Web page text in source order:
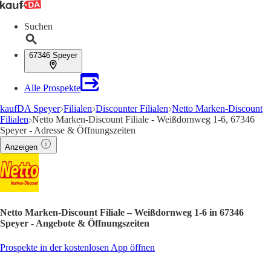
Suchen
67346 Speyer
Alle Prospekte
kaufDA Speyer Filialen Discounter Filialen Netto Marken-Discount
Filialen Netto Marken-Discount Filiale - Weißdornweg 1-6, 67346
Speyer - Adresse & Öffnungszeiten
Anzeigen
Netto Marken-Discount Filiale – Weißdornweg 1-6 in 67346
Speyer - Angebote & Öffnungszeiten
Prospekte in der kostenlosen App öffnen